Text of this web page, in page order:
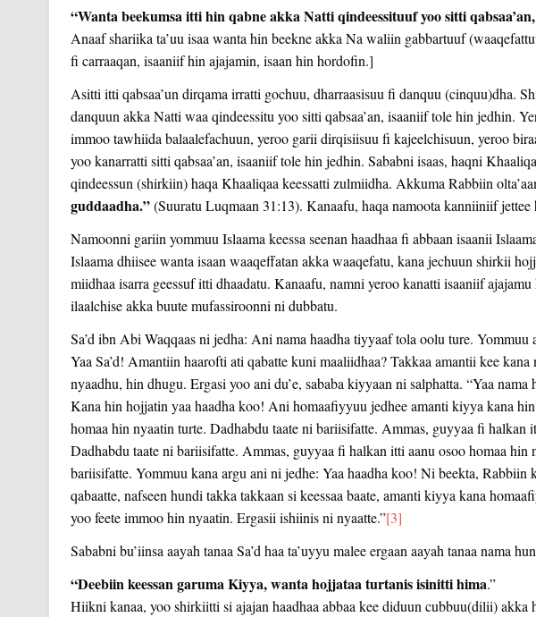
“Wanta beekumsa itti hin qabne akka Natti qindeessituuf yoo sitti
Anaaf shariika ta’uu isaa wanta hin beekne akka Na waliin gabbartuuf
fi carraaqan, isaaniif hin ajajamin, isaan hin hordofin.]
Asitti itti qabsaa’un dirqama irratti gochuu, dharraasisuu fi danquu (cinquu)dha.
danquun akka Natti waa qindeessitu yoo sitti qabsaa’an, isaaniif tole hin jedhin.
immoo tawhiida balaalefachuun, yeroo garii dirqisiisuu fi kajeelchisuun, yeroo
yoo kanarratti sitti qabsaa’an, isaaniif tole hin jedhin. Sababni isaas, haqni
qindeessun (shirkiin) haqa Khaaliqaa keessatti zulmiidha. Akkuma Rabbiin
guddaadha.”(Suuratu Luqmaan 31:13). Kanaafu, haqa namoota kanniiniif
Namoonni gariin yommuu Islaama keessa seenan haadhaa fi abbaan isaanii
Islaama dhiisee wanta isaan waaqeffatan akka waaqefatu, kana jechuun shirkii
miidhaa isarra geessuf itti dhaadatu. Kanaafu, namni yeroo kanatti isaaniif
ilaalchise akka buute mufassiroonni ni dubbatu.
Sa’d ibn Abi Waqqaas ni jedha: Ani nama haadha tiyyaaf tola oolu ture. Yommuu
Yaa Sa’d! Amantiin haarofti ati qabatte kuni maaliidhaa? Takkaa amantii kee
nyaadhu, hin dhugu. Ergasi yoo ani du’e, sababa kiyyaan ni salphatta. “Yaa
Kana hin hojjatin yaa haadha koo! Ani homaafiyyuu jedhee amanti kiyya kana
homaa hin nyaatin turte. Dadhabdu taate ni bariisifatte. Ammas, guyyaa fi halkan
Dadhabdu taate ni bariisifatte. Ammas, guyyaa fi halkan itti aanu osoo homaa hin
bariisifatte. Yommuu kana argu ani ni jedhe: Yaa haadha koo! Ni beekta, Rabbiin
qabaatte, nafseen hundi takka takkaan si keessaa baate, amanti kiyya kana
yoo feete immoo hin nyaatin. Ergasii ishiinis ni nyaatte.”[3]
Sababni bu’iinsa aayah tanaa Sa’d haa ta’uyyu malee ergaan aayah tanaa nama
“Deebiin keessan garuma Kiyya, wanta hojjataa turtanis isinitti hima.”
Hiikni kanaa, yoo shirkiitti si ajajan haadhaa abbaa kee diduun cubbuu(dilii)